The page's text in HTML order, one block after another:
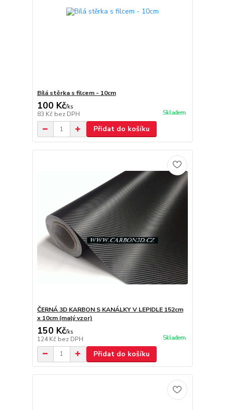
Bílá stěrka s filcem - 10cm
100 Kč/ks
83 Kč bez DPH Skladem
Přidat do košíku
ČERNÁ 3D KARBON S KANÁLKY V LEPIDLE 152cm
x 10cm (malý vzor)
150 Kč/ks
124 Kč bez DPH Skladem
Přidat do košíku